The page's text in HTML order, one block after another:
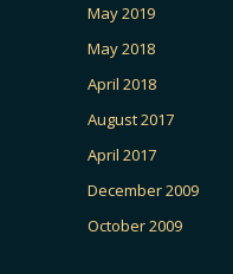
May 2019
May 2018
April 2018
August 2017
April 2017
December 2009
October 2009